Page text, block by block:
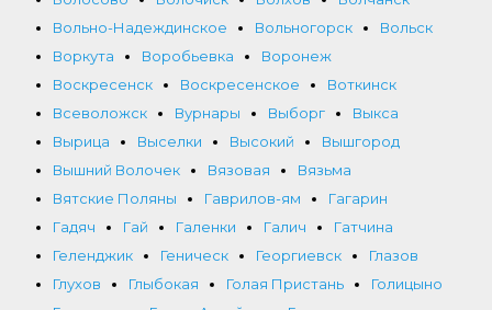
Вольно-Надеждинское
Вольногорск
Вольск
Воркута
Воробьевка
Воронеж
Воскресенск
Воскресенское
Воткинск
Всеволожск
Вурнары Выборг
Выкса
Вырица
Выселки Высокий
Вышгород
Вышний Волочек
Вязовая
Вязьма
Вятские Поляны
Гаврилов-ям
Гагарин
Гадяч
Гай Галенки Галич
Гатчина
Геленджик
Геническ Георгиевск
Глазов
Глухов
Глыбокая Голая Пристань
Голицыно